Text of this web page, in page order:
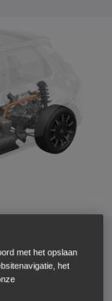
de
plug-
met het opslaan
het